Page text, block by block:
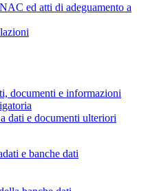
ed atti di adeguamento a
documenti e informazioni
dati e documenti ulteriori
e banche dati